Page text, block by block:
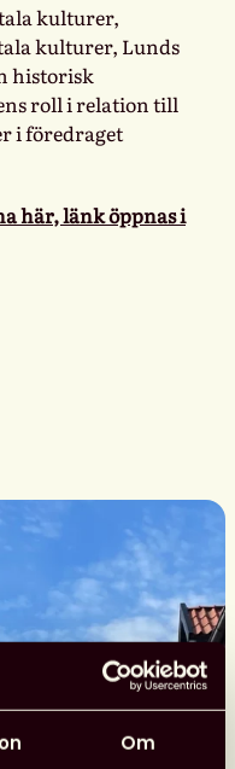
Om
kulturer,
kulturer, Lunds
historisk
roll i relation till
i föredraget
här, länk öppnas i